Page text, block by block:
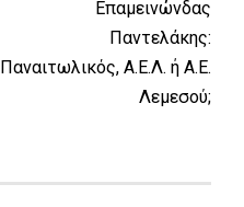
Επαμεινώνδας
Παντελάκης:
Παναιτωλικός, Α.Ε.Λ. ή Α.Ε.
Λεμεσού;